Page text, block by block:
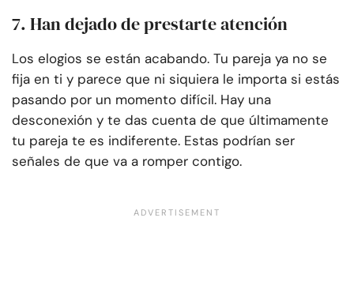
7. Han dejado de prestarte atención
Los elogios se están acabando. Tu pareja ya no se
fija en ti y parece que ni siquiera le importa si estás
pasando por un momento difícil. Hay una
desconexión y te das cuenta de que últimamente
tu pareja te es indiferente. Estas podrían ser
señales de que va a romper contigo.